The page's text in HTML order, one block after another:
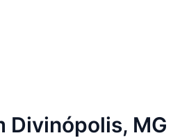
Divinópolis, MG